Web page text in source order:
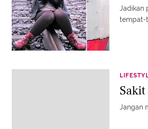
Jadikan
tempat-
Jangan